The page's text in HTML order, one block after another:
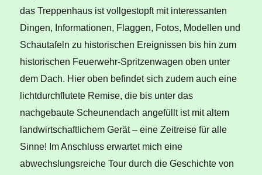
das Treppenhaus ist vollgestopft mit interessanten
Dingen, Informationen, Flaggen, Fotos, Modellen und
Schautafeln zu historischen Ereignissen bis hin zum
historischen Feuerwehr-Spritzenwagen oben unter
dem Dach. Hier oben befindet sich zudem auch eine
lichtdurchflutete Remise, die bis unter das
nachgebaute Scheunendach angefüllt ist mit altem
landwirtschaftlichem Gerät – eine Zeitreise für alle
Sinne! Im Anschluss erwartet mich eine
abwechslungsreiche Tour durch die Geschichte von